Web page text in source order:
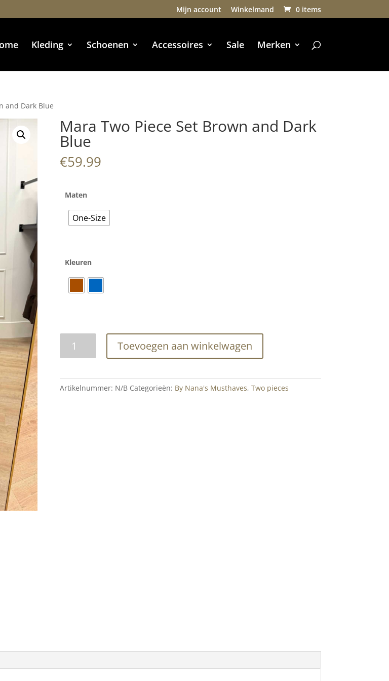
Mijn account Winkelmand 0 items
Kleding Schoenen Accessoires Sale Merken
and Dark Blue
Mara Two Piece Set Brown and Dark
Blue
€59.99
Maten
One-Size
Kleuren
Brown
Toevoegen aan winkelwagen
Artikelnummer: N/B Categorieën: By Nana's Musthaves, Two pieces